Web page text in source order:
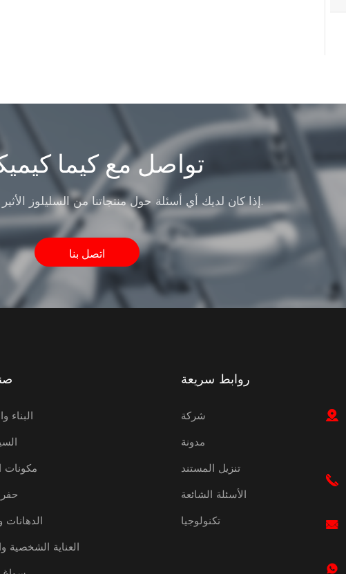
تواصل مع كيما
إذا كان لديك أي أسئلة حول منتجاتنا من السليلوز الأثير ، يرجى الاتصال بنا.
اتصل بنا
البناء
مكونات
الدهانات
العناية الشخصية
روابط سريعة
شركة
مدونة
تنزيل المستند
الأسئلة الشائعة
تكنولوجيا